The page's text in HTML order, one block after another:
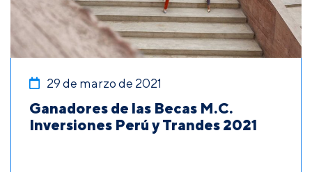
29 de marzo de 2021
Ganadores de las Becas M.C.
Inversiones Perú y Trandes 2021